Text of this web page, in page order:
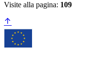
Visite alla pagina: 109